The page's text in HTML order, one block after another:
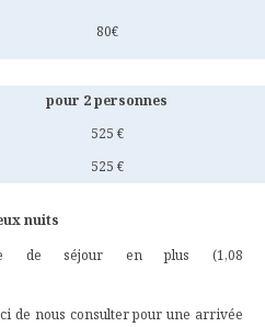
80€
pour 2 personnes
525 €
525 €
nuits
de séjour en plus (1,08
de nous consulter pour une arrivée